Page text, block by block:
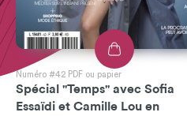
Numéro #42 PDF ou papier
Spécial "Temps" avec Sofia
Essaïdi et Camille Lou en